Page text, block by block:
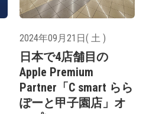
2024年09月21日( 土 )
日本で4店舗目の
Apple Premium
Partner「C smart らら
ぽーと甲子園店」オ